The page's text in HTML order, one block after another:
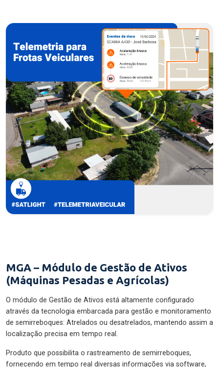
MGA – Módulo de Gestão de Ativos
(Máquinas Pesadas e Agrícolas)
O módulo de Gestão de Ativos está altamente configurado
através da tecnologia embarcada para gestão e monitoramento
de semirreboques: Atrelados ou desatrelados, mantendo assim a
localização precisa em tempo real.
Produto que possibilita o rastreamento de semirreboques,
fornecendo em tempo real diversas informações via software,